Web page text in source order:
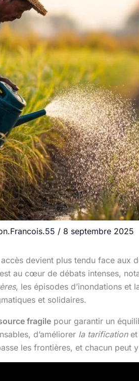
/ 8 septembre 2025
devient plus tendu face aux
au cœur de débats intenses,
, les épisodes d’inondations et
et solidaires.
fragilepour garantir un
d’améliorer la tarificationet
les frontières, et chacun peut